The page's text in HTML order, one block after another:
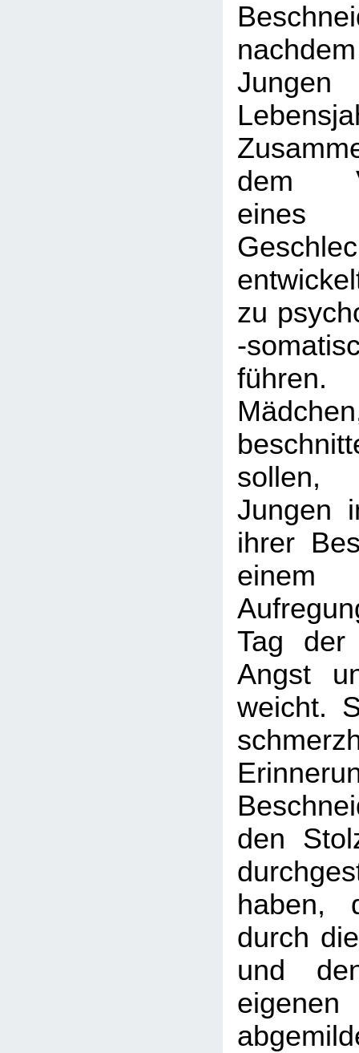
dem
eines
zu
-
sollen,
Jungen
ihrer
einem
Tag der
Angst
weicht.
den
haben,
durch
und